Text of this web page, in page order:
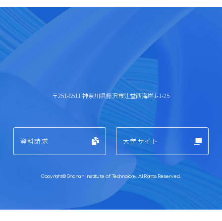
〒251-8511 神奈川県藤沢市辻堂⻄海岸1-1-25
資料請求 大学サイト
Copyright© Shonan Institute of Technology, All Rights Reserved.